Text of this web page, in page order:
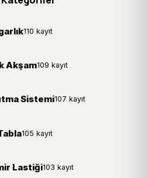
110 kayıt
Akşam109 kayıt
Sistemi107 kayıt
105 kayıt
Lastiği103 kayıt